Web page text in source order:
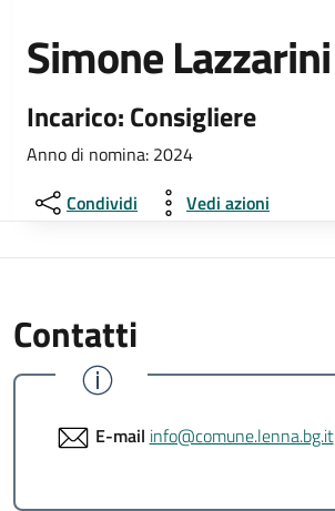
Simone Lazzarini
Incarico: Consigliere
Anno di nomina: 2024
Condividi
Vedi azioni
Contatti
E-mail info@comune.lenna.bg.it